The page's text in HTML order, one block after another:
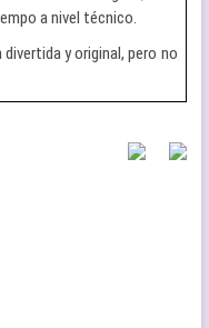
a nivel técnico.
y original, pero no